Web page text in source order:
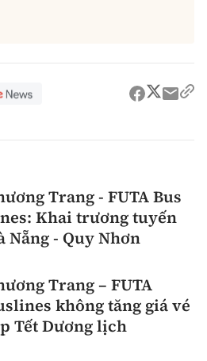
Trang - FUTA Bus
Khai trương tuyến
Nẵng - Quy Nhơn
Trang – FUTA
không tăng giá vé
Tết Dương lịch